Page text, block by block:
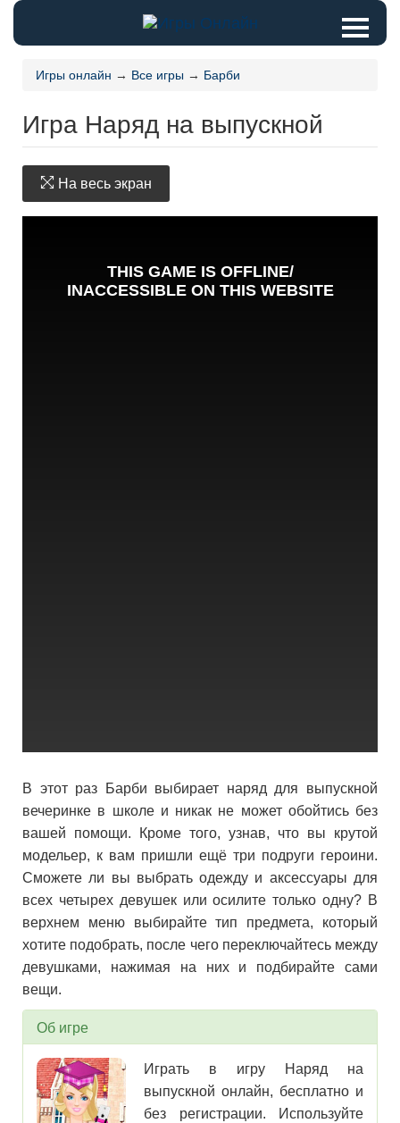
Игры онлайн → Все игры → Барби
Игра Наряд на выпускной
На весь экран
В этот раз Барби выбирает наряд для выпускной
вечеринке в школе и никак не может обойтись без
вашей помощи. Кроме того, узнав, что вы крутой
модельер, к вам пришли ещё три подруги героини.
Сможете ли вы выбрать одежду и аксессуары для
всех четырех девушек или осилите только одну? В
верхнем меню выбирайте тип предмета, который
хотите подобрать, после чего переключайтесь между
девушками, нажимая на них и подбирайте сами
вещи.
Об игре
Играть в игру Наряд на
выпускной онлайн, бесплатно и
без регистрации. Используйте